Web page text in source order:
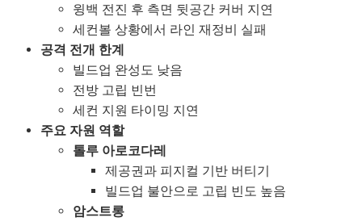
윙백 전진 후 측면 뒷공간 커버 지연
세컨볼 상황에서 라인 재정비 실패
공격 전개 한계
빌드업 완성도 낮음
전방 고립 빈번
세컨 지원 타이밍 지연
주요 자원 역할
톨루 아로코다레
제공권과 피지컬 기반 버티기
빌드업 불안으로 고립 빈도 높음
암스트롱